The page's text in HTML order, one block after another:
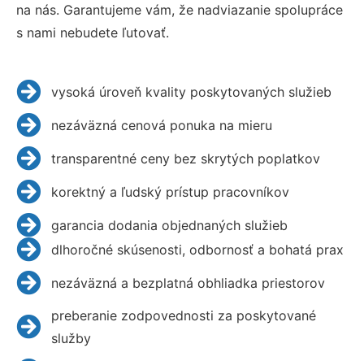
na nás. Garantujeme vám, že nadviazanie spolupráce
s nami nebudete ľutovať.
vysoká úroveň kvality poskytovaných služieb
nezáväzná cenová ponuka na mieru
transparentné ceny bez skrytých poplatkov
korektný a ľudský prístup pracovníkov
garancia dodania objednaných služieb
dlhoročné skúsenosti, odbornosť a bohatá prax
nezáväzná a bezplatná obhliadka priestorov
preberanie zodpovednosti za poskytované
služby